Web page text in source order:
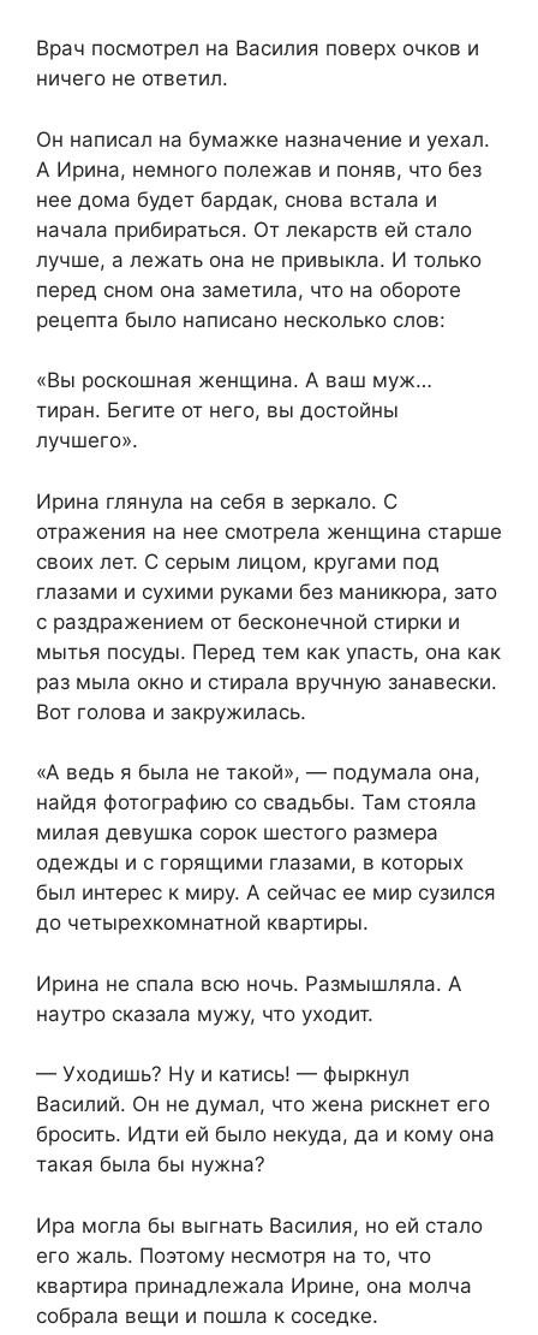
Врач посмотрел на Василия поверх очков и
ничего не ответил.
Он написал на бумажке назначение и уехал.
А Ирина, немного полежав и поняв, что без
нее дома будет бардак, снова встала и
начала прибираться. От лекарств ей стало
лучше, а лежать она не привыкла. И только
перед сном она заметила, что на обороте
рецепта было написано несколько слов:
«Вы роскошная женщина. А ваш муж…
тиран. Бегите от него, вы достойны
лучшего».
Ирина глянула на себя в зеркало. С
отражения на нее смотрела женщина старше
своих лет. С серым лицом, кругами под
глазами и сухими руками без маникюра, зато
с раздражением от бесконечной стирки и
мытья посуды. Перед тем как упасть, она как
раз мыла окно и стирала вручную занавески.
Вот голова и закружилась.
«А ведь я была не такой», — подумала она,
найдя фотографию со свадьбы. Там стояла
милая девушка сорок шестого размера
одежды и с горящими глазами, в которых
был интерес к миру. А сейчас ее мир сузился
до четырехкомнатной квартиры.
Ирина не спала всю ночь. Размышляла. А
наутро сказала мужу, что уходит.
— Уходишь? Ну и катись! — фыркнул
Василий. Он не думал, что жена рискнет его
бросить. Идти ей было некуда, да и кому она
такая была бы нужна?
Ира могла бы выгнать Василия, но ей стало
его жаль. Поэтому несмотря на то, что
квартира принадлежала Ирине, она молча
собрала вещи и пошла к соседке.